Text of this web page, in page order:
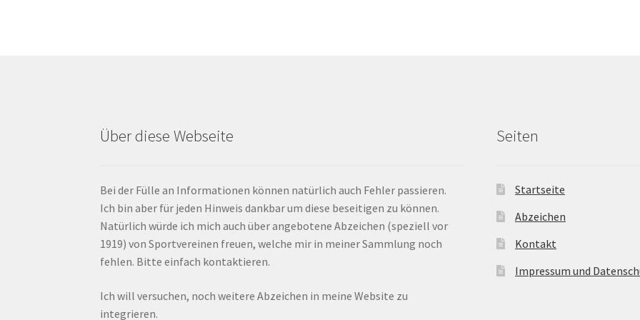
Über diese Webseite
Bei der Fülle an Informationen können natürlich auch Fehler passieren.
Ich bin aber für jeden Hinweis dankbar um diese beseitigen zu können.
Natürlich würde ich mich auch über angebotene Abzeichen (speziell vor
1919) von Sportvereinen freuen, welche mir in meiner Sammlung noch
fehlen. Bitte einfach kontaktieren.
Ich will versuchen, noch weitere Abzeichen in meine Website zu
integrieren.
Seiten
Startseite
Abzeichen
Kontakt
Impressum und